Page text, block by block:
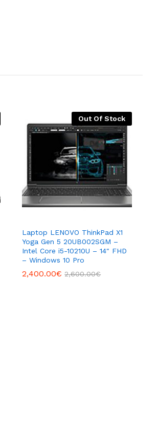
Out Of Stock
Laptop LENOVO ThinkPad X1
Yoga Gen 5 20UB002SGM –
Intel Core i5-10210U – 14″ FHD
– Windows 10 Pro
2,400.00€ 2,600.00€